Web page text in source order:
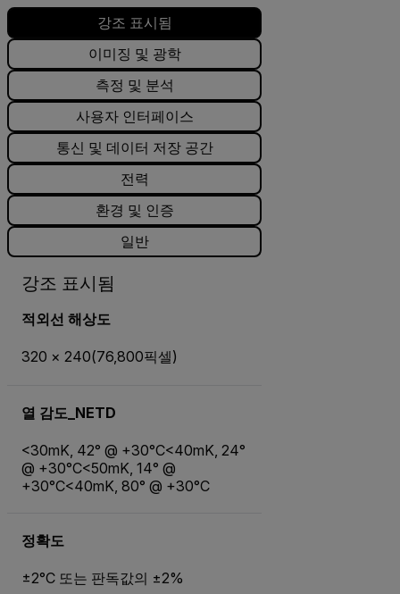
강조 표시됨
이미징 및 광학
측정 및 분석
사용자 인터페이스
통신 및 데이터 저장 공간
전력
환경 및 인증
일반
강조 표시됨
적외선 해상도
320 × 240(76,800픽셀)
열 감도_NETD
<30mK, 42° @ +30°C<40mK, 24°
@ +30°C<50mK, 14° @
+30°C<40mK, 80° @ +30°C
정확도
±2°C 또는 판독값의 ±2%